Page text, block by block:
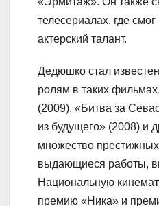
телесериалах, где
актерский талант.
Дедюшко стал
ролям в таких
(2009), «Битва за
из будущего» (2008) и
множество
выдающиеся работы,
Национальную
премию «Ника» и